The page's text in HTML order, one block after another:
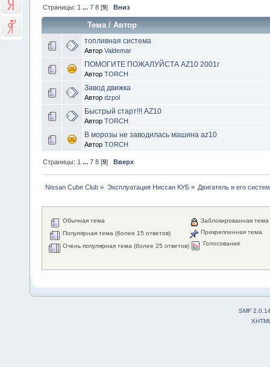
Страницы: 1 ...7 8 [9]Вниз
Тема/Автор
топливная система
Автор Valdemar
ПОМОГИТЕ ПОЖАЛУЙСТА AZ10 2001г
Автор TORCH
Завод движка
Автор dzpol
Быстрый старт!!! AZ10
Автор TORCH
В морозы не заводилась машина az10
Автор TORCH
Страницы: 1 ...7 8 [9]Вверх
Nissan Cube Club » Эксплуатация Ниссан КУБ» Двигатель и его
Обычная тема
Популярная тема (более 15 ответов)
Очень популярная тема (более 25 ответов)
Заблокированная тема
Прикрепленная тема
Голосование
SMF